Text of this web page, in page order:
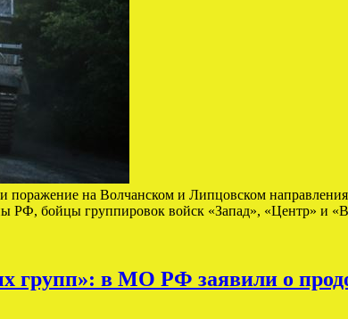
поражение на Волчанском и Липцовском
бойцы группировок войск «Запад», «Центр» и
групп»: в МО РФ заявили о